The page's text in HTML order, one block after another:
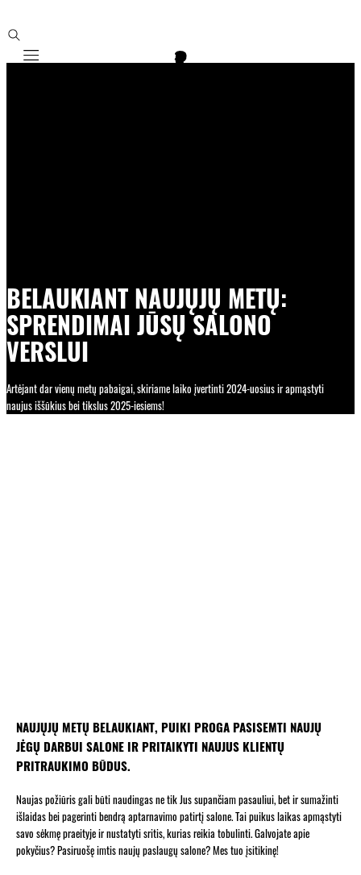
Mobile navigation
BELAUKIANT NAUJŲJŲ METŲ:
SPRENDIMAI JŪSŲ SALONO
VERSLUI
Artėjant dar vienų metų pabaigai, skiriame laiko įvertinti 2024-uosius ir apmąstyti
naujus iššūkius bei tikslus 2025-iesiems!
NAUJŲJŲ METŲ BELAUKIANT, PUIKI PROGA PASISEMTI NAUJŲ
JĖGŲ DARBUI SALONE IR PRITAIKYTI NAUJUS KLIENTŲ
PRITRAUKIMO BŪDUS.
Naujas požiūris gali būti naudingas ne tik Jus supančiam pasauliui, bet ir sumažinti
išlaidas bei pagerinti bendrą aptarnavimo patirtį salone. Tai puikus laikas apmąstyti
savo sėkmę praeityje ir nustatyti sritis, kurias reikia tobulinti. Galvojate apie
pokyčius? Pasiruošę imtis naujų paslaugų salone? Mes tuo įsitikinę!